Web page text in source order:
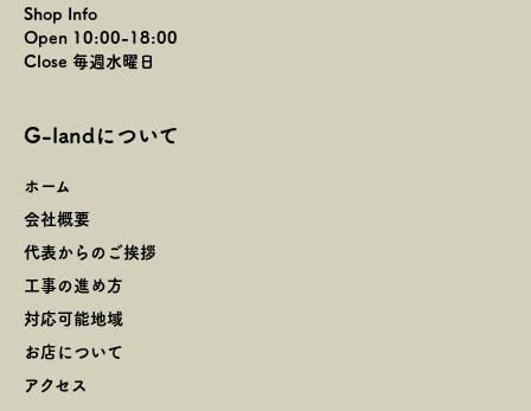
Shop Info
Open 10:00-18:00
Close 毎週水曜日
G-landについて
ホーム
会社概要
代表からのご挨拶
工事の進め方
対応可能地域
お店について
アクセス